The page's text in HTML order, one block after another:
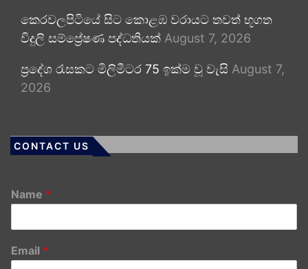
කෙරවලපිටියේ සිට කොළඹ වරායට තවත් භූගත
විදුලි සම්ප්‍රේෂණ පද්ධතියක් August 7, 2026
ප්‍රදේශ රැසකට මිලිමීටර 75 ඉක්ම වූ වැසි August 7,
2026
CONTACT US
Name *
Email *